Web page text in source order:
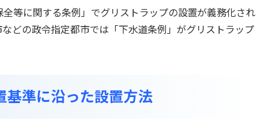
等に関する条例」でグリストラップの設置が義務化され
どの政令指定都市では「下水道条例」がグリストラップ
基準に沿った設置方法